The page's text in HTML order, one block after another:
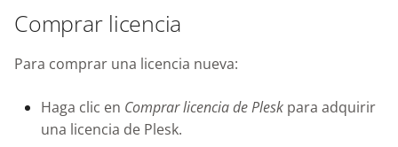
Comprar licencia
Para comprar una licencia nueva:
Haga clic en Comprar licencia de Plesk para adquirir
una licencia de Plesk.